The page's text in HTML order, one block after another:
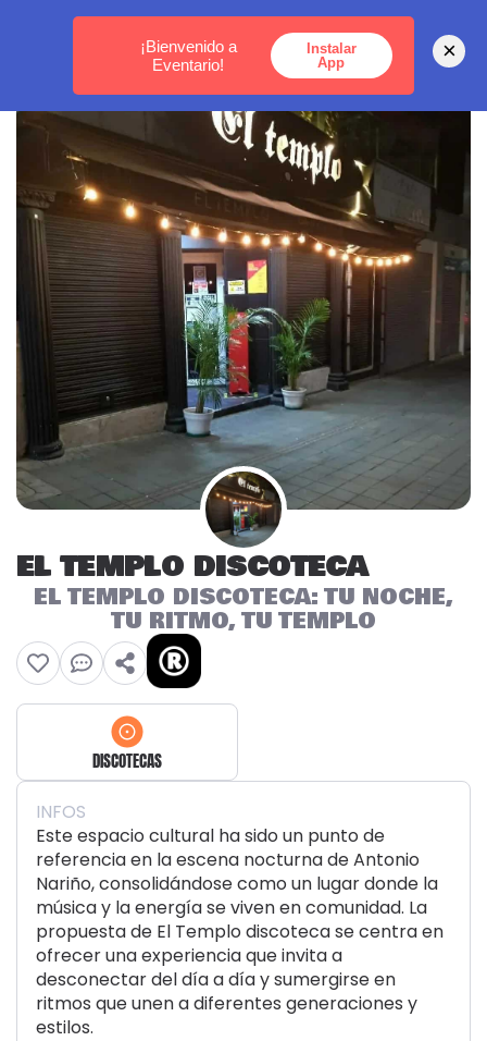
MEDELLÍN - BOGOTÁ - CARTAGENA
EL TEMPLO DISCOTECA
EL TEMPLO DISCOTECA: TU NOCHE,
TU RITMO, TU TEMPLO
DISCOTECAS
INFOS
Este espacio cultural ha sido un punto de
referencia en la escena nocturna de Antonio
Nariño, consolidándose como un lugar donde la
música y la energía se viven en comunidad. La
propuesta de El Templo discoteca se centra en
ofrecer una experiencia que invita a
desconectar del día a día y sumergirse en
ritmos que unen a diferentes generaciones y
estilos.
¡Bienvenido a
Eventario!
Instalar
App
×